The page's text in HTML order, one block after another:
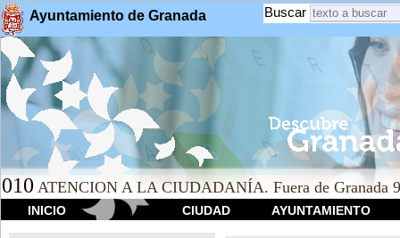
Ayuntamiento de Granada Buscar
010 ATENCION A LA CIUDADANÍA. Fuera de Granada
INICIO CIUDAD AYUNTAMIENTO